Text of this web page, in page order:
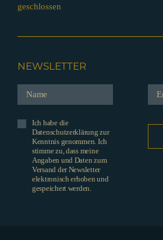
geschlossen
NEWSLETTER
Ich habe die
Datenschutzerklärung zur
Kenntnis genommen. Ich
stimme zu, dass meine
Angaben und Daten zum
Versand der Newsletter
elektronisch erhoben und
gespeichert werden.